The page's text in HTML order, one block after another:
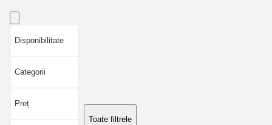
Disponibilitate
Categorii
Preț
Toate filtrele